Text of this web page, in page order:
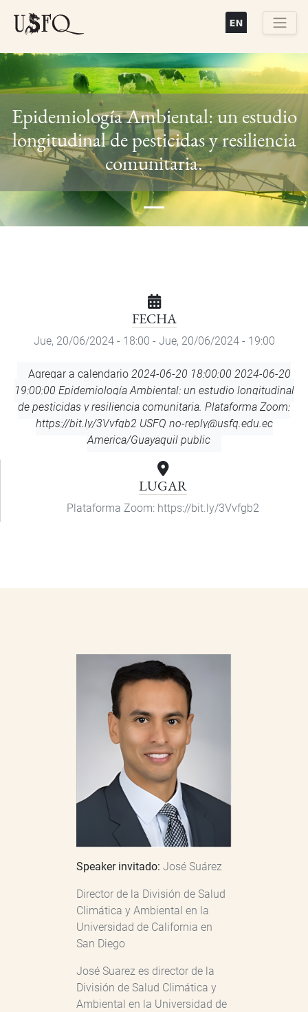
principal
Previous Next
Epidemiología Ambiental: un estudio
longitudinal de pesticidas y resiliencia
comunitaria.
FECHA
Jue, 20/06/2024 - 18:00 - Jue, 20/06/2024 - 19:00
Agregar
a
calendario
Agregar a calendario 2024-06-20 18:00:00 2024-06-20
19:00:00 Epidemiología Ambiental: un estudio longitudinal
de pesticidas y resiliencia comunitaria. Plataforma Zoom:
https://bit.ly/3Vvfgb2 USFQ no-reply@usfq.edu.ec
America/Guayaquil public
LUGAR
Plataforma Zoom: https://bit.ly/3Vvfgb2
Speaker invitado: José Suárez
Director de la División de Salud
Climática y Ambiental en la
Universidad de California en
San Diego
José Suarez es director de la
División de Salud Climática y
Ambiental en la Universidad de